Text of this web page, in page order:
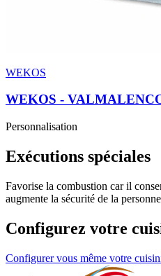
WEKOS
WEKOS -
Personnalisation
Exécutions spéciales
Favorise la combustion car il
augmente la sécurité de la
Configurez votre
Configurer vous même votre